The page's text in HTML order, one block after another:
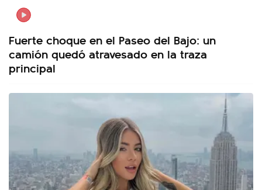
Fuerte choque en el Paseo del Bajo: un
camión quedó atravesado en la traza
principal